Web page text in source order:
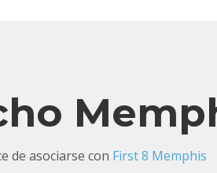
de asociarse con First 8 Memphis